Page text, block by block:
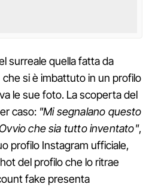
surreale quella fatta da
che si è imbattuto in un profilo
le sue foto. La scoperta del
caso: "Mi segnalano questo
che sia tutto inventato",
profilo Instagram ufficiale,
del profilo che lo ritrae
fake presenta